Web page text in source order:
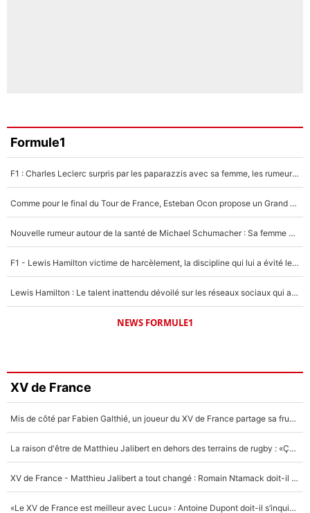
Formule1
F1 : Charles Leclerc surpris par les paparazzis avec sa femme, les rumeurs étaient vraies !
Comme pour le final du Tour de France, Esteban Ocon propose un Grand Prix de Formule 1 à Paris : «Autour de l’Arc de Triomphe, ce serait génial» !
Nouvelle rumeur autour de la santé de Michael Schumacher : Sa femme Corinna sort du silence
F1 - Lewis Hamilton victime de harcèlement, la discipline qui lui a évité le pire : «J'aurais probablement mal tourné»
Lewis Hamilton : Le talent inattendu dévoilé sur les réseaux sociaux qui a impressionné Kim Kardashian pendant leurs vacances en amoureux !
NEWS FORMULE1
XV de France
Mis de côté par Fabien Galthié, un joueur du XV de France partage sa frustration : «ils ne me l’ont pas dit tout de suite»
La raison d'être de Matthieu Jalibert en dehors des terrains de rugby : «Ça m'atteint autant que si tu touches à un membre de ma famille»
XV de France - Matthieu Jalibert a tout changé : Romain Ntamack doit-il s’inquiéter pour sa place à un an de la Coupe du monde ?
«Le XV de France est meilleur avec Lucu» : Antoine Dupont doit-il s’inquiéter pour sa place ?